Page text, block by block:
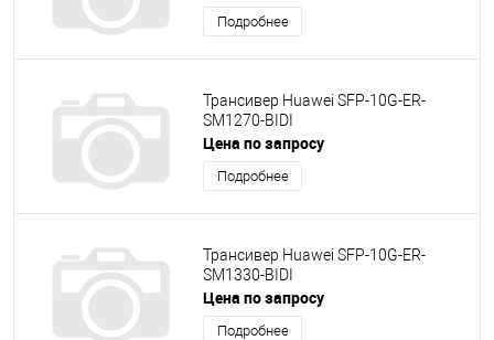
Подробнее
Трансивер Huawei SFP-10G-ER-
SM1270-BIDI
Цена по запросу
Подробнее
Трансивер Huawei SFP-10G-ER-
SM1330-BIDI
Цена по запросу
Подробнее